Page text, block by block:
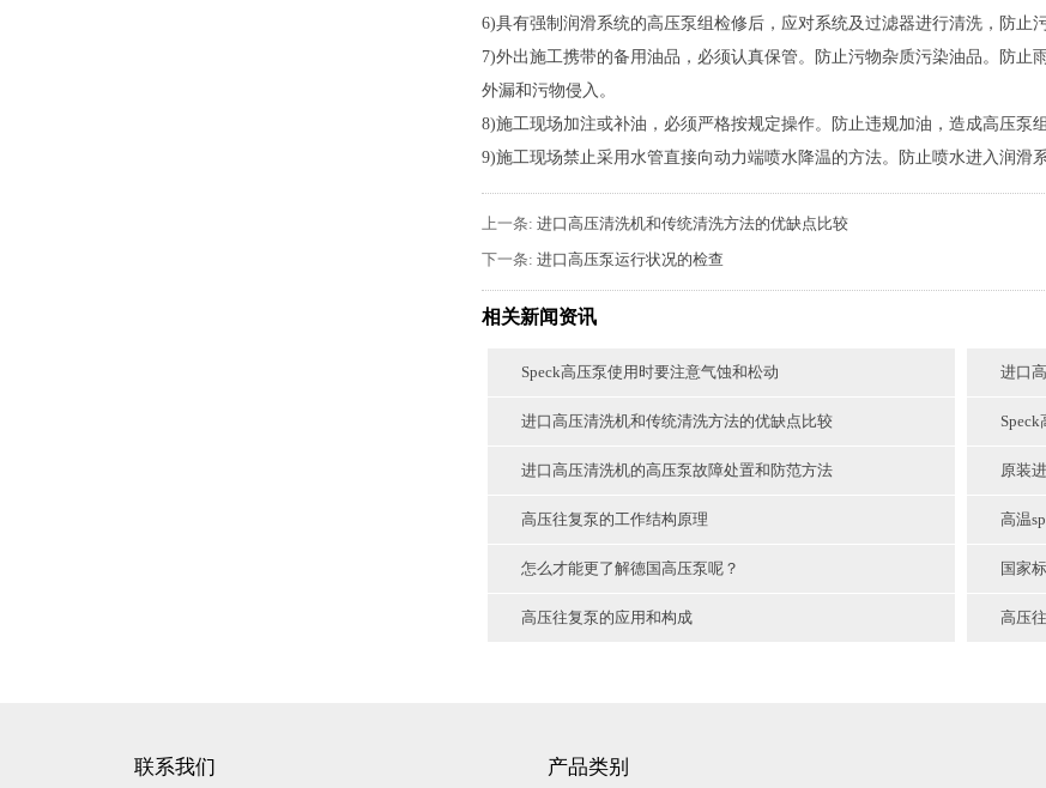
6)具有强制润滑系统的高压泵组检修后，应对系统及过滤器进行清洗，防止
7)外出施工携带的备用油品，必须认真保管。防止污物杂质污染油品。防
外漏和污物侵入。
8)施工现场加注或补油，必须严格按规定操作。防止违规加油，造成高压泵组
9)施工现场禁止采用水管直接向动力端喷水降温的方法。防止喷水进入润滑
上一条: 进口高压清洗机和传统清洗方法的优缺点比较
下一条: 进口高压泵运行状况的检查
相关新闻资讯
Speck高压泵使用时要注意气蚀和松动 进口
进口高压清洗机和传统清洗方法的优缺点比较
进口高压清洗机的高压泵故障处置和防范方法 原装
高压往复泵的工作结构原理 高温
怎么才能更了解德国高压泵呢？ 国家
高压往复泵的应用和构成 高压
联系我们 产品类别